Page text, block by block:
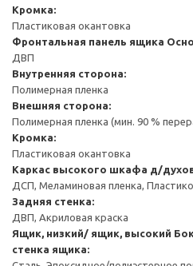
Кромка:
Пластиковая окантовка
Фронтальная панель ящика
ДВП
Внутренняя сторона:
Полимерная пленка
Внешняя сторона:
Полимерная пленка (мин. 90 %
Кромка:
Пластиковая окантовка
Каркас высокого шкафа д/
ДСП, Меламиновая пленка,
Задняя стенка:
ДВП, Акриловая краска
Ящик, низкий/ ящик, высокий
стенка ящика: